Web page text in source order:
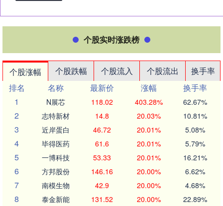
个股实时涨跌榜
个股涨幅 个股跌幅 个股流入 个股流出
换手率
排名
名称 最新价 涨幅
换手率
1
N展芯 118.02 403.28% 62.67%
2 志特新材 14.8 20.03% 10.81%
3 近岸蛋白 46.72 20.01% 5.08%
4 毕得医药 61.6 20.01% 5.79%
5 一博科技 53.33 20.01% 16.21%
6 方邦股份 146.16 20.00% 6.62%
7 南模生物 42.9 20.00% 4.68%
8 泰金新能 131.52 20.00% 22.89%